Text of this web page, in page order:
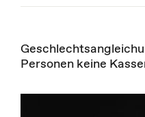
Personen keine